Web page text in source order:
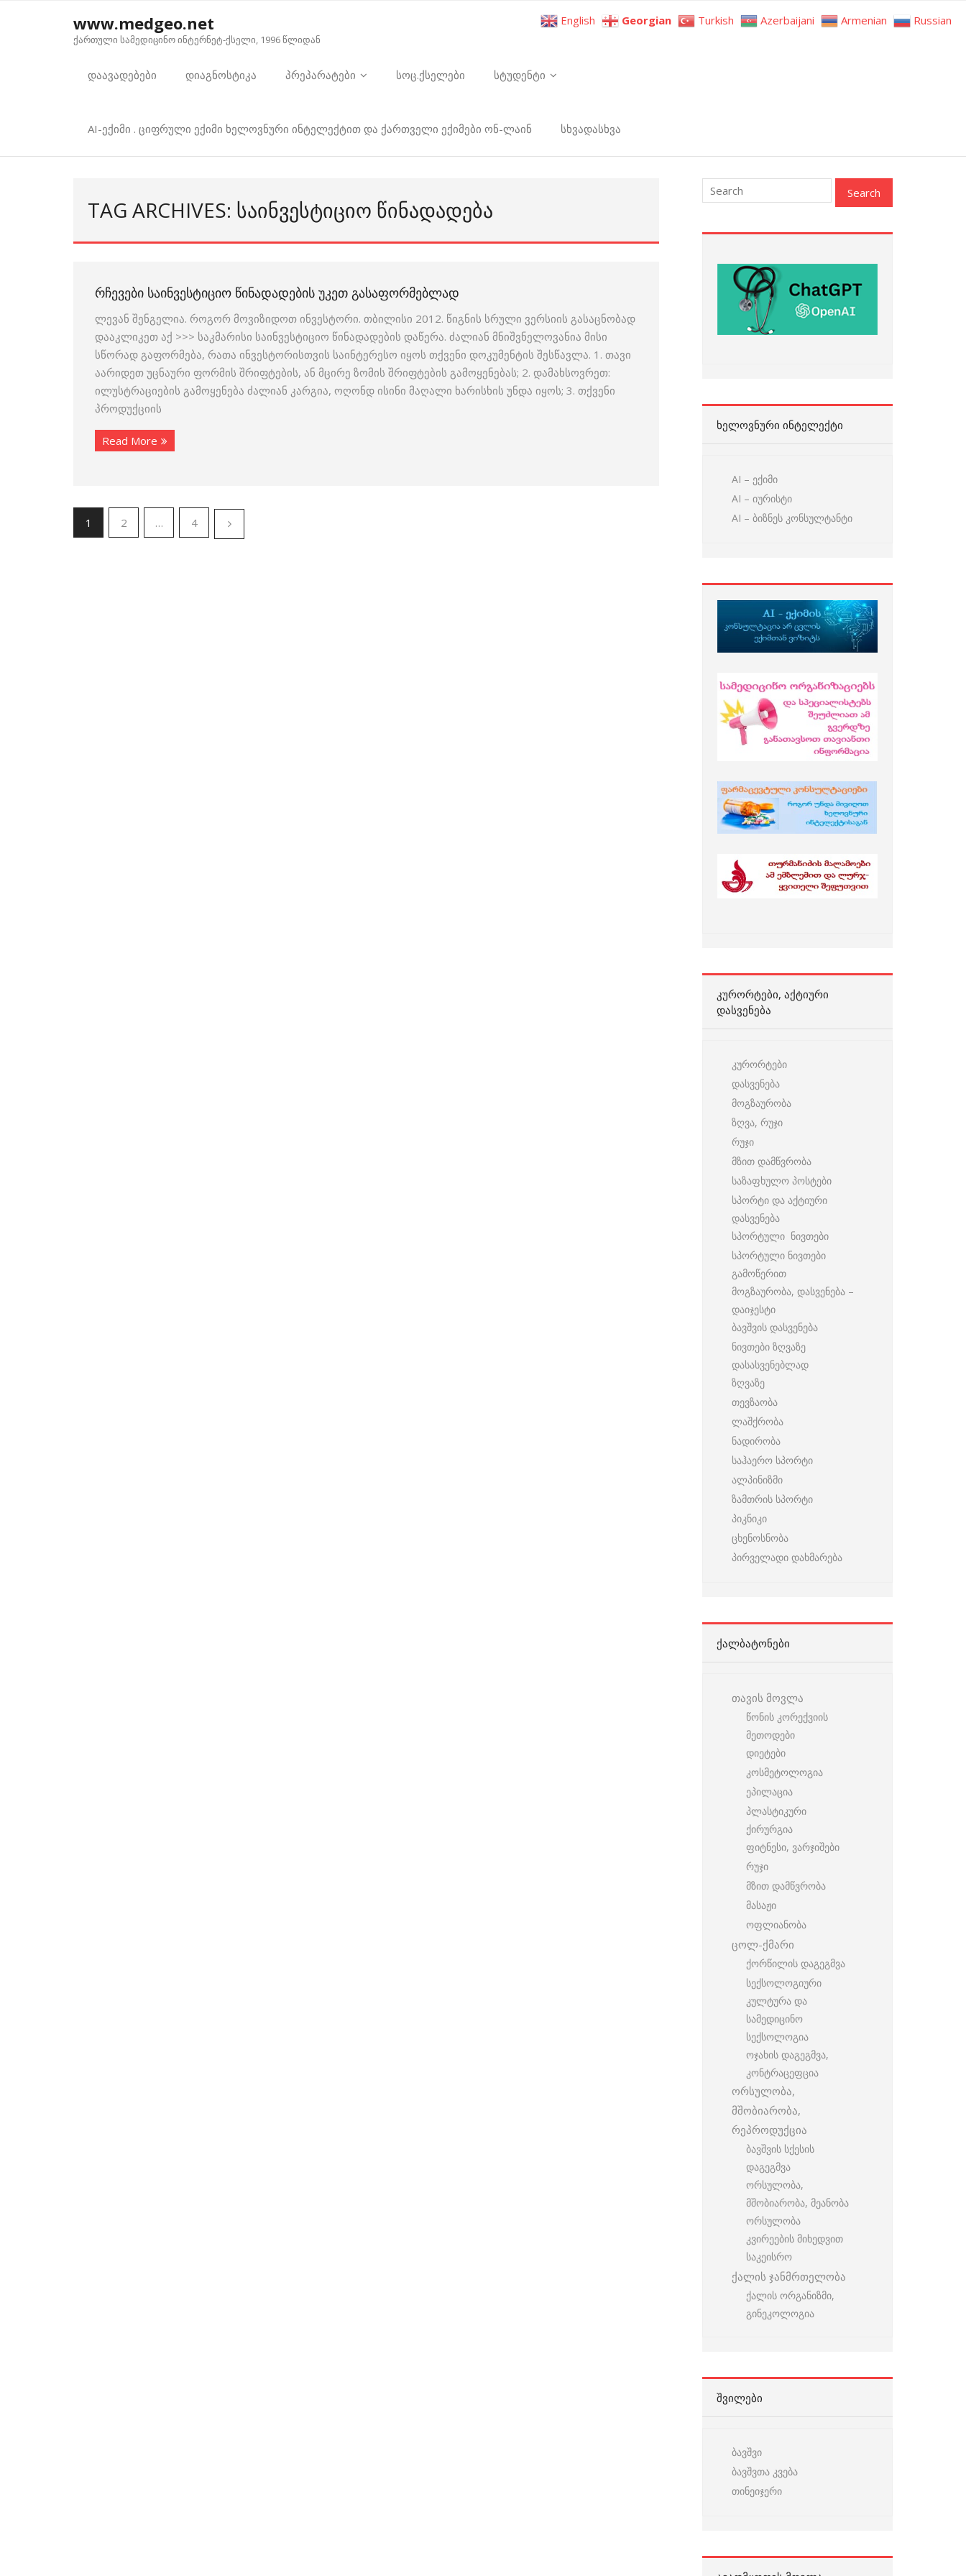
www.medgeo.net
ქართული სამედიცინო ინტერნეტ-ქსელი, 1996 წლიდან
დაავადებები დიაგნოსტიკა პრეპარატები სოც.ქსელები სტუდენტი
AI-ექიმი . ციფრული ექიმი ხელოვნური ინტელექტით და ქართველი ექიმები ონ-ლაინ სხვადასხვა
TAG ARCHIVES: ᲡᲐᲘᲜᲕᲔᲡᲢᲘᲪᲘᲝ ᲬᲘᲜᲐᲓᲐᲓᲔᲑᲐ
ᲠᲩᲔᲕᲔᲑᲘ ᲡᲐᲘᲜᲕᲔᲡᲢᲘᲪᲘᲝ ᲬᲘᲜᲐᲓᲐᲓᲔᲑᲘᲡ ᲣᲙᲔᲗ ᲒᲐᲡᲐᲤᲝᲠᲛᲔᲑᲚᲐᲓ
ლევან შენგელია. როგორ მოვიზიდოთ ინვესტორი. თბილისი 2012. წიგნის სრული ვერსიის გასაცნობად
დააკლიკეთ აქ >>> საკმარისი საინვესტიციო წინადადების დაწერა. ძალიან მნიშვნელოვანია მისი
სწორად გაფორმება, რათა ინვესტორისთვის საინტერესო იყოს თქვენი დოკუმენტის შესწავლა. 1. თავი
აარიდეთ უცნაური ფორმის შრიფტების, ან მცირე ზომის შრიფტების გამოყენებას; 2. დამახსოვრეთ:
ილუსტრაციების გამოყენება ძალიან კარგია, ოღონდ ისინი მაღალი ხარისხის უნდა იყოს; 3. თქვენი
პროდუქციის
Read More
1 2 … 4
ᲮᲔᲚᲝᲕᲜᲣᲠᲘ ᲘᲜᲢᲔᲚᲔᲥᲢᲘ
AI – ექიმი
AI – იურისტი
AI – ბიზნეს კონსულტანტი
ᲙᲣᲠᲝᲠᲢᲔᲑᲘ, ᲐᲥᲢᲘᲣᲠᲘ
ᲓᲐᲡᲕᲔᲜᲔᲑᲐ
კურორტები
დასვენება
მოგზაურობა
ზღვა, რუჯი
რუჯი
მზით დამწვრობა
საზაფხულო პოსტები
სპორტი და აქტიური
დასვენება
სპორტული ნივთები
სპორტული ნივთები
გამოწერით
მოგზაურობა, დასვენება –
დაიჯესტი
ბავშვის დასვენება
ნივთები ზღვაზე
დასასვენებლად
ზღვაზე
თევზაობა
ლაშქრობა
ნადირობა
საჰაერო სპორტი
ალპინიზმი
ზამთრის სპორტი
პიკნიკი
ცხენოსნობა
პირველადი დახმარება
ᲥᲐᲚᲑᲐᲢᲝᲜᲔᲑᲘ
თავის მოვლა
წონის კორექვიის
მეთოდები
დიეტები
კოსმეტოლოგია
ეპილაცია
პლასტიკური
ქირურგია
ფიტნესი, ვარჯიშები
რუჯი
მზით დამწვრობა
მასაჟი
ოფლიანობა
ცოლ-ქმარი
ქორწილის დაგეგმვა
სექსოლოგიური
კულტურა და
სამედიცინო
სექსოლოგია
ოჯახის დაგეგმვა,
კონტრაცეფცია
ორსულობა,
მშობიარობა,
რეპროდუქცია
ბავშვის სქესის
დაგეგმვა
ორსულობა,
მშობიარობა, მეანობა
ორსულობა
კვირეების მიხედვით
საკეისრო
ქალის ჯანმრთელობა
ქალის ორგანიზმი,
გინეკოლოგია
ᲨᲕᲘᲚᲔᲑᲘ
ბავშვი
ბავშვთა კვება
თინეიჯერი
English Georgian Turkish Azerbaijani Armenian Russian